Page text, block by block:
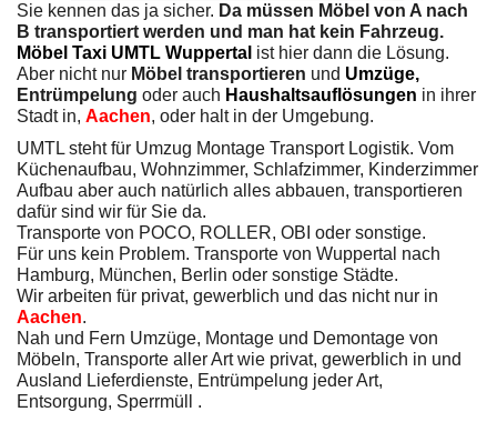
Sie kennen das ja sicher. Da müssen Möbel von A nach
B transportiert werden und man hat kein Fahrzeug.
Möbel Taxi UMTL Wuppertal ist hier dann die Lösung.
Aber nicht nur Möbel transportieren und Umzüge,
Entrümpelung oder auch Haushaltsauflösungen in ihrer
Stadt in, Aachen, oder halt in der Umgebung.
UMTL steht für Umzug Montage Transport Logistik. Vom
Küchenaufbau, Wohnzimmer, Schlafzimmer, Kinderzimmer
Aufbau aber auch natürlich alles abbauen, transportieren
dafür sind wir für Sie da.
Transporte von POCO, ROLLER, OBI oder sonstige.
Für uns kein Problem. Transporte von Wuppertal nach
Hamburg, München, Berlin oder sonstige Städte.
Wir arbeiten für privat, gewerblich und das nicht nur in
Aachen.
Nah und Fern Umzüge, Montage und Demontage von
Möbeln, Transporte aller Art wie privat, gewerblich in und
Ausland Lieferdienste, Entrümpelung jeder Art,
Entsorgung, Sperrmüll .